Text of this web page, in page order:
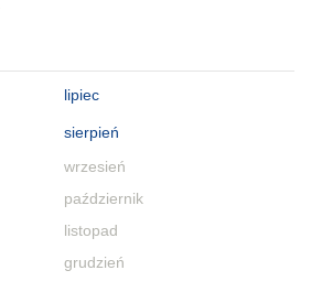
lipiec
sierpień
wrzesień
październik
listopad
grudzień